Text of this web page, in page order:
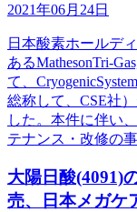
2021年06月24日
日本酸素ホールデ
あるMathesonTri-
て、
総称して、CSE社
した。本件に伴い
テナンス・改修の
大陽日酸(4091)
売、日本メガケ